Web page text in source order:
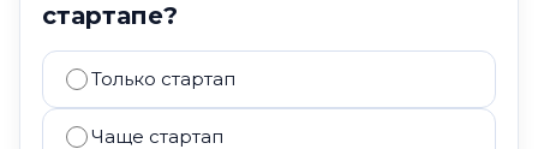
стартапе?
Только стартап
Чаще стартап